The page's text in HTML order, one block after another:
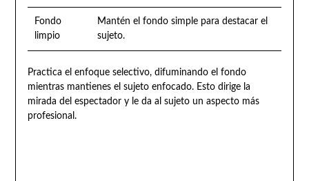
Fondo
limpio
Mantén el fondo simple para destacar el
sujeto.
Practica el enfoque selectivo, difuminando el fondo
mientras mantienes el sujeto enfocado. Esto dirige la
mirada del espectador y le da al sujeto un aspecto más
profesional.